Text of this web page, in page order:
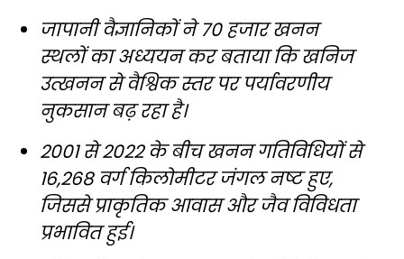
जापानी वैज्ञानिकों ने 70 हजार खनन
स्थलों का अध्ययन कर बताया कि खनिज
उत्खनन से वैश्विक स्तर पर पर्यावरणीय
नुकसान बढ़ रहा है।
2001 से 2022 के बीच खनन गतिविधियों से
16,268 वर्ग किलोमीटर जंगल नष्ट हुए,
जिससे प्राकृतिक आवास और जैव विविधता
प्रभावित हुई।